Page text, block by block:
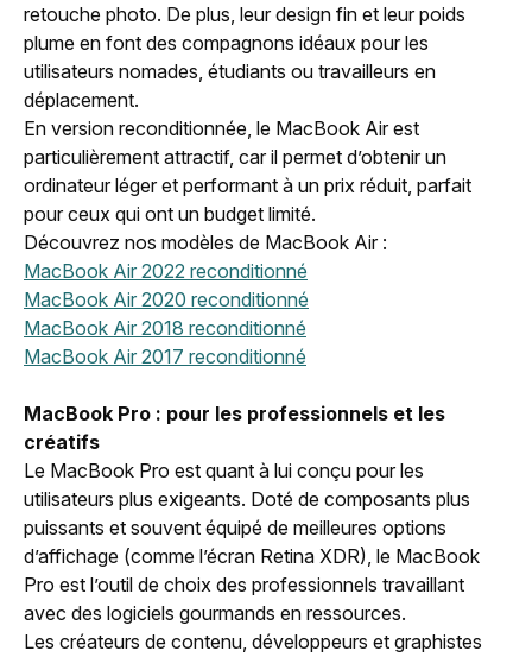
retouche photo. De plus, leur design fin et leur poids
plume en font des compagnons idéaux pour les
utilisateurs nomades, étudiants ou travailleurs en
déplacement.
En version reconditionnée, le MacBook Air est
particulièrement attractif, car il permet d’obtenir un
ordinateur léger et performant à un prix réduit, parfait
pour ceux qui ont un budget limité.
Découvrez nos modèles de MacBook Air :
MacBook Air 2022 reconditionné
MacBook Air 2020 reconditionné
MacBook Air 2018 reconditionné
MacBook Air 2017 reconditionné
MacBook Pro : pour les professionnels et les
créatifs
Le MacBook Pro est quant à lui conçu pour les
utilisateurs plus exigeants. Doté de composants plus
puissants et souvent équipé de meilleures options
d’affichage (comme l’écran Retina XDR), le MacBook
Pro est l’outil de choix des professionnels travaillant
avec des logiciels gourmands en ressources.
Les créateurs de contenu, développeurs et graphistes